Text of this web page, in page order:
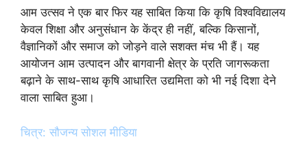
आम उत्सव ने एक बार फिर यह साबित किया कि कृषि विश्वविद्यालय
केवल शिक्षा और अनुसंधान के केंद्र ही नहीं, बल्कि किसानों,
वैज्ञानिकों और समाज को जोड़ने वाले सशक्त मंच भी हैं। यह
आयोजन आम उत्पादन और बागवानी क्षेत्र के प्रति जागरूकता
बढ़ाने के साथ-साथ कृषि आधारित उद्यमिता को भी नई दिशा देने
वाला साबित हुआ।
चित्र: सौजन्य सोशल मीडिया